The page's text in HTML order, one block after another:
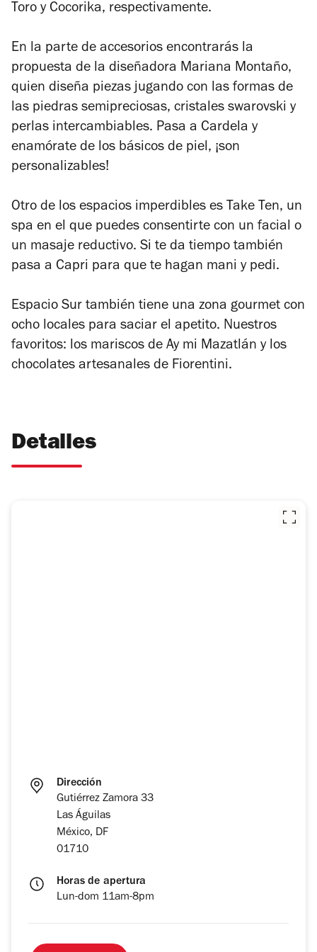
Toro y Cocorika, respectivamente.
En la parte de accesorios encontrarás la
propuesta de la diseñadora Mariana Montaño,
quien diseña piezas jugando con las formas de
las piedras semipreciosas, cristales swarovski y
perlas intercambiables. Pasa a Cardela y
enamórate de los básicos de piel, ¡son
personalizables!
Otro de los espacios imperdibles es Take Ten, un
spa en el que puedes consentirte con un facial o
un masaje reductivo. Si te da tiempo también
pasa a Capri para que te hagan mani y pedi.
Espacio Sur también tiene una zona gourmet con
ocho locales para saciar el apetito. Nuestros
favoritos: los mariscos de Ay mi Mazatlán y los
chocolates artesanales de Fiorentini.
Detalles
Dirección
Gutiérrez Zamora 33
Las Águilas
México, DF
01710
Horas de apertura
Lun-dom 11am-8pm